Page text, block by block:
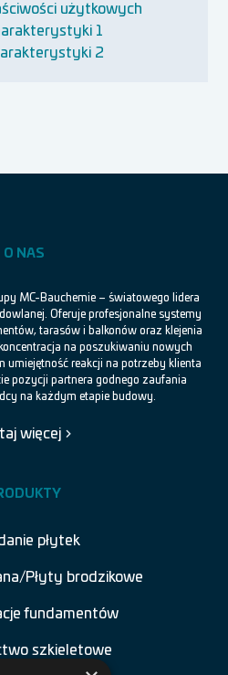
użytkowych
1
2
O NAS
MC-Bauchemie – światowego lidera
Oferuje profesjonalne systemy
tarasów i balkonów oraz klejenia
na poszukiwaniu nowych
umiejętność reakcji na potrzeby klienta
pozycji partnera godnego zaufania
na każdym etapie budowy.
więcej
płytek
Płyty brodzikowe
fundamentów
szkieletowe